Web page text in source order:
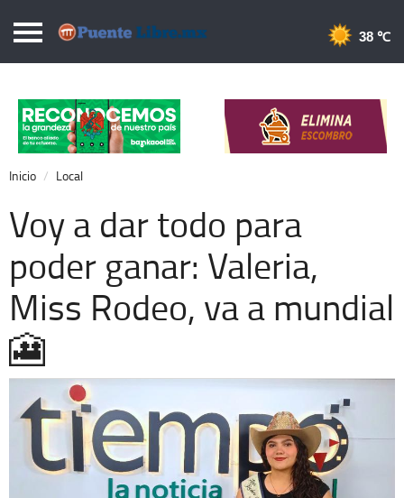
Puentelibre.mx
Local
Nacional
Opinión
Cronos
Economía
Espectáculos
Deportes
Extra +
38 ℃
Inicio Local
Voy a dar todo para
poder ganar: Valeria,
Miss Rodeo, va a mundial
🎦